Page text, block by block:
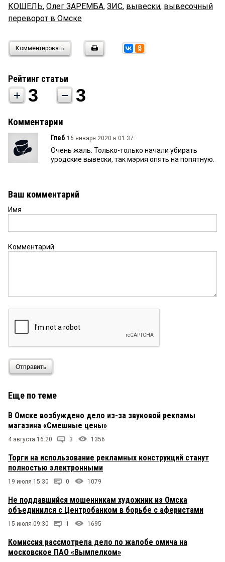
КОШЕЛЬ, Олег ЗАРЕМБА, ЗИС, вывески, вывесочный
переворот в Омске
Комментировать
Рейтинг статьи
3 3
Комментарии
Глеб 16 января 2020 в 01:37:
Очень жаль. Только-только начали убирать
уродские вывески, так мэрия опять на попятную.
Ваш комментарий
Имя
Комментарий
Отправить
Еще по теме
В Омске возбуждено дело из-за звуковой рекламы
магазина «Смешные цены»
4 августа 16:20 3 1356
Торги на использование рекламных конструкций станут
полностью электронными
19 июля 15:30 0 1079
Не поддавшийся мошенникам художник из Омска
объединился с Центробанком в борьбе с аферистами
15 июля 09:30 1 1695
Комиссия рассмотрела дело по жалобе омича на
московское ПАО «Вымпелком»